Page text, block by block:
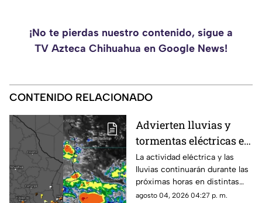
¡No te pierdas nuestro contenido, sigue a
TV Azteca Chihuahua en Google News!
CONTENIDO RELACIONADO
Advierten lluvias y
tormentas eléctricas en
Chihuahua; emiten
aviso para 16
municipios
La actividad eléctrica y las
lluvias continuarán durante las
próximas horas en distintas
regiones de Chihuahua, de
agosto 04, 2026 04:27 p. m.